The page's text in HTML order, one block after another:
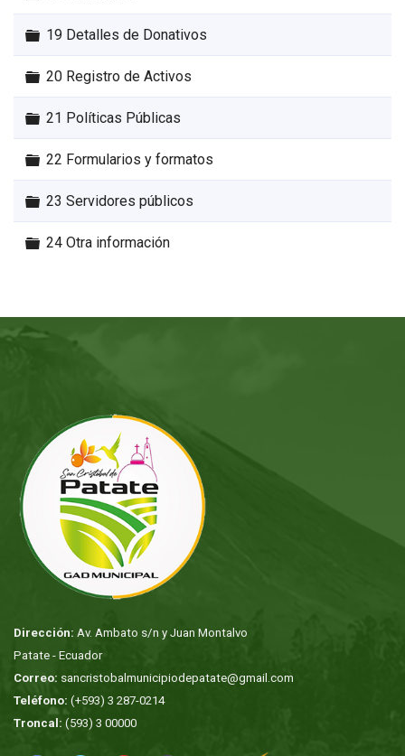
Carpeta
19 Detalles de Donativos
Carpeta
20 Registro de Activos
Carpeta
21 Políticas Públicas
Carpeta
22 Formularios y formatos
Carpeta
23 Servidores públicos
Carpeta
24 Otra información
Dirección: Av. Ambato s/n y Juan Montalvo
Patate - Ecuador
Correo: sancristobalmunicipiodepatate@gmail.com
Teléfono: (+593) 3 287-0214
Troncal: (593) 3 00000